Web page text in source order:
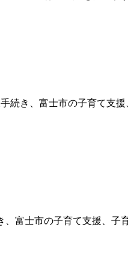
続き、富士市の子育て支
富士市の子育て支援、子